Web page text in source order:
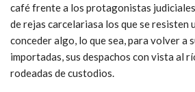
café frente a los protagonistas
de rejas carcelariasa los que se resisten
conceder algo, lo que sea, para volver a
importadas, sus despachos con vista al
rodeadas de custodios.